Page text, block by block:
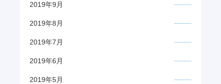
2019年9月
2019年8月
2019年7月
2019年6月
2019年5月